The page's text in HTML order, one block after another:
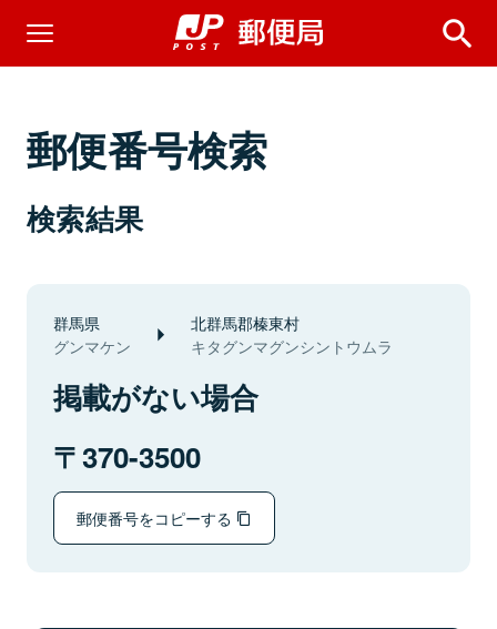
郵便番号検索
検索結果
群馬県
グンマケン
北群馬郡榛東村
キタグンマグンシントウムラ
掲載がない場合
370-3500
郵便番号をコピーする